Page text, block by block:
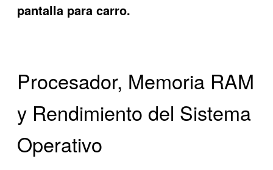
pantalla para carro.
Procesador, Memoria RAM
y Rendimiento del Sistema
Operativo